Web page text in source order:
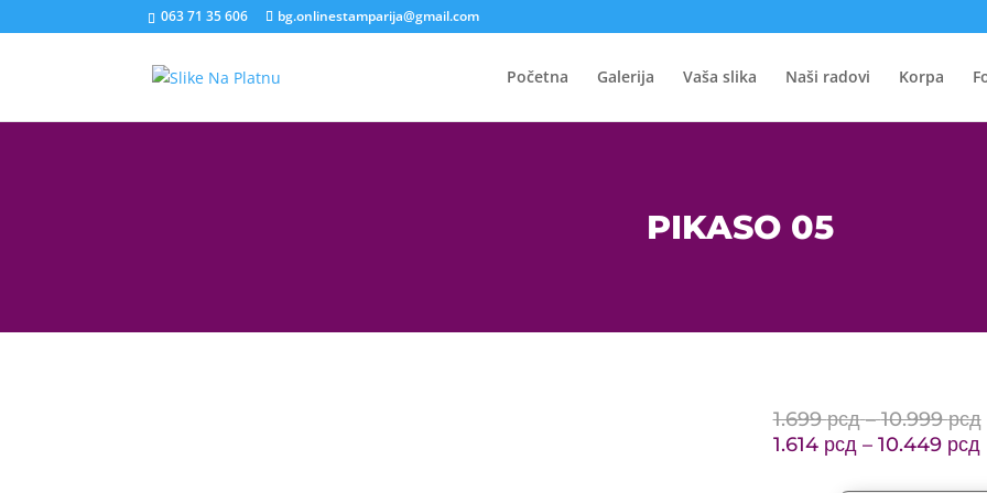
063 71 35 606 bg.onlinestamparija@gmail.com
Početna Galerija Vaša slika Naši radovi Korpa
PIKASO 05
1.699рсд – 10.999рсд
1.614 рсд – 10.449 рсд